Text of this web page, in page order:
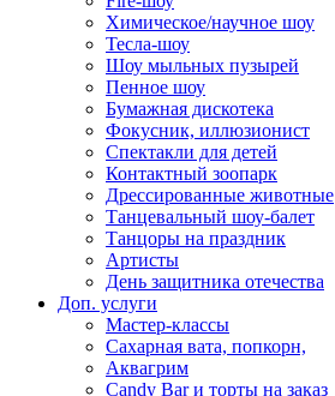
Химическое/научное шоу
Тесла-шоу
Шоу мыльных пузырей
Пенное шоу
Бумажная дискотека
Фокусник, иллюзионист
Спектакли для детей
Контактный зоопарк
Дрессированные животные
Танцевальный шоу-балет
Танцоры на праздник
Артисты
День защитника отечества
Доп. услуги
Мастер-классы
Сахарная вата, попкорн,
Аквагрим
Candy Bar и торты на заказ